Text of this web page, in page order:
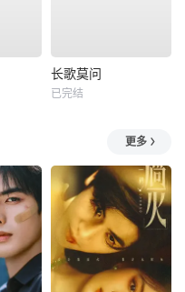
长歌莫问
已完结
更多